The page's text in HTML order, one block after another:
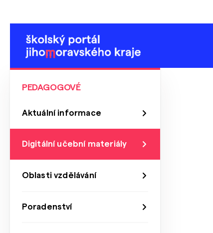
PEDAGOGOVÉ
Aktuální informace
Digitální učební materiály
Oblasti vzdělávání
Poradenství